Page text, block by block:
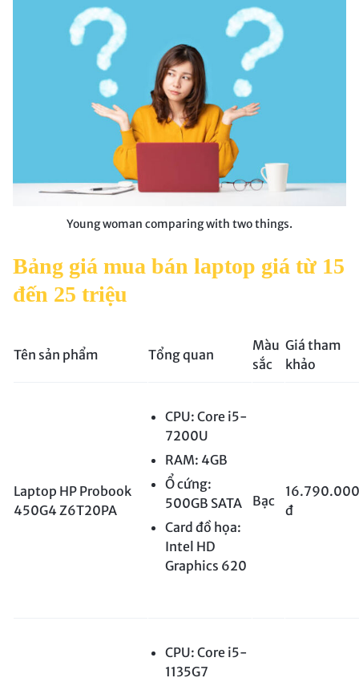
Young woman comparing with two things.
Bảng giá mua bán laptop giá từ 15
đến 25 triệu
Tên sản phẩm Tổng quan
Màu
sắc
Giá tham
khảo
Laptop HP Probook
450G4 Z6T20PA
CPU: Core i5-
7200U
RAM: 4GB
Ổ cứng:
500GB SATA
Card đồ họa:
Intel HD
Graphics 620
Bạc
16.790.000
đ
CPU: Core i5-
1135G7